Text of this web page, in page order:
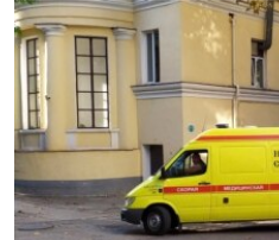
поискуИНФОГРАФИКА
ТЕЛЕПРОЕКТ КРЫМ.РЕАЛИИ
СОВЕТЫ ПРАВОЗАЩИТНИКОВ
ПРОПАВШИЕ БЕЗ ВЕСТИ
ПОБЕДИТЕЛЕЙ НЕ СУДЯТ?
КРЫМ.НЕПОКОРЕННЫЙ
КАК ОБОЙТИ БЛОКИРОВКУ
Українською
Qırımtatar
ПРИСОЕДИНЯЙТЕСЬ!